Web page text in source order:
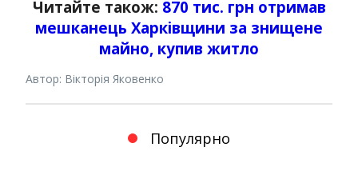
Читайте також: 870 тис. грн отримав
мешканець Харківщини за знищене
майно, купив житло
Автор: Вікторія Яковенко
Популярно